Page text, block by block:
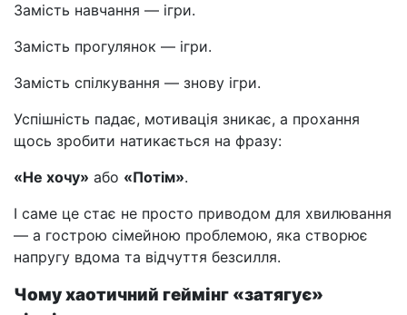
Замість навчання — ігри.
Замість прогулянок — ігри.
Замість спілкування — знову ігри.
Успішність падає, мотивація зникає, а прохання
щось зробити натикається на фразу:
«Не хочу» або «Потім».
І саме це стає не просто приводом для хвилювання
— а гострою сімейною проблемою, яка створює
напругу вдома та відчуття безсилля.
Чому хаотичний геймінг «затягує»